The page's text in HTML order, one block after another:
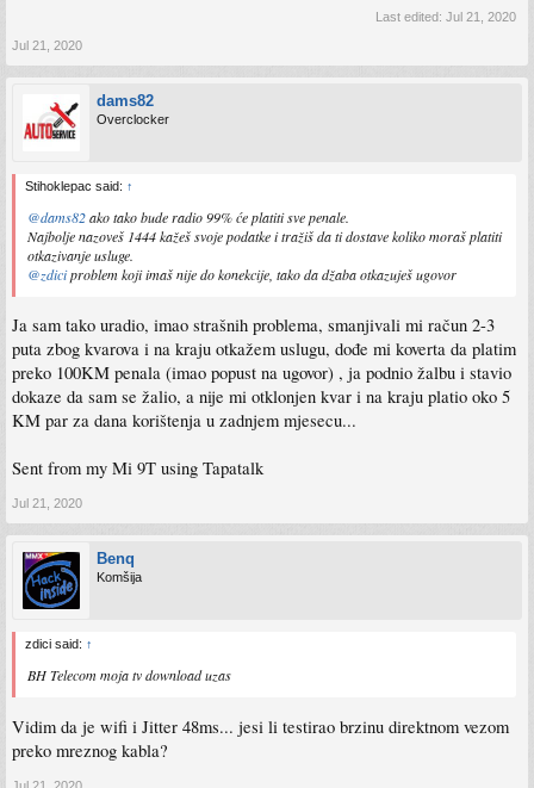
Last edited: Jul 21, 2020
Jul 21, 2020
dams82
Overclocker
Stihoklepac said: ↑
@dams82ako tako bude radio 99% će platiti sve penale.
Najbolje nazoveš 1444 kažeš svoje podatke i tražiš da ti dostave koliko moraš platiti
otkazivanje usluge.
@zdiciproblem koji imaš nije do konekcije, tako da džaba otkazuješ ugovor
Ja sam tako uradio, imao strašnih problema, smanjivali mi račun 2-3
puta zbog kvarova i na kraju otkažem uslugu, dođe mi koverta da platim
preko 100KM penala (imao popust na ugovor) , ja podnio žalbu i stavio
dokaze da sam se žalio, a nije mi otklonjen kvar i na kraju platio oko 5
KM par za dana korištenja u zadnjem mjesecu...
Sent from my Mi 9T using Tapatalk
Jul 21, 2020
Benq
Komšija
zdici said: ↑
BH Telecom moja tv download uzas
Vidim da je wifi i Jitter 48ms... jesi li testirao brzinu direktnom vezom
preko mreznog kabla?